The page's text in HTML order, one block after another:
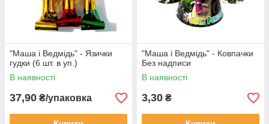
"Маша і Ведмідь" - Язички
гудки (6 шт. в уп.)
В наявності
37,90 ₴/упаковка
"Маша і Ведмідь" - Ковпачки
Без надписи
В наявності
3,30 ₴